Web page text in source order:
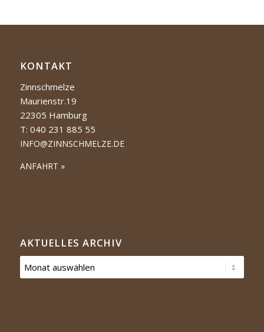
KONTAKT
Zinnschmelze
Maurienstr.19
22305 Hamburg
T: 040 231 885 55
INFO@ZINNSCHMELZE.DE
ANFAHRT »
AKTUELLES ARCHIV